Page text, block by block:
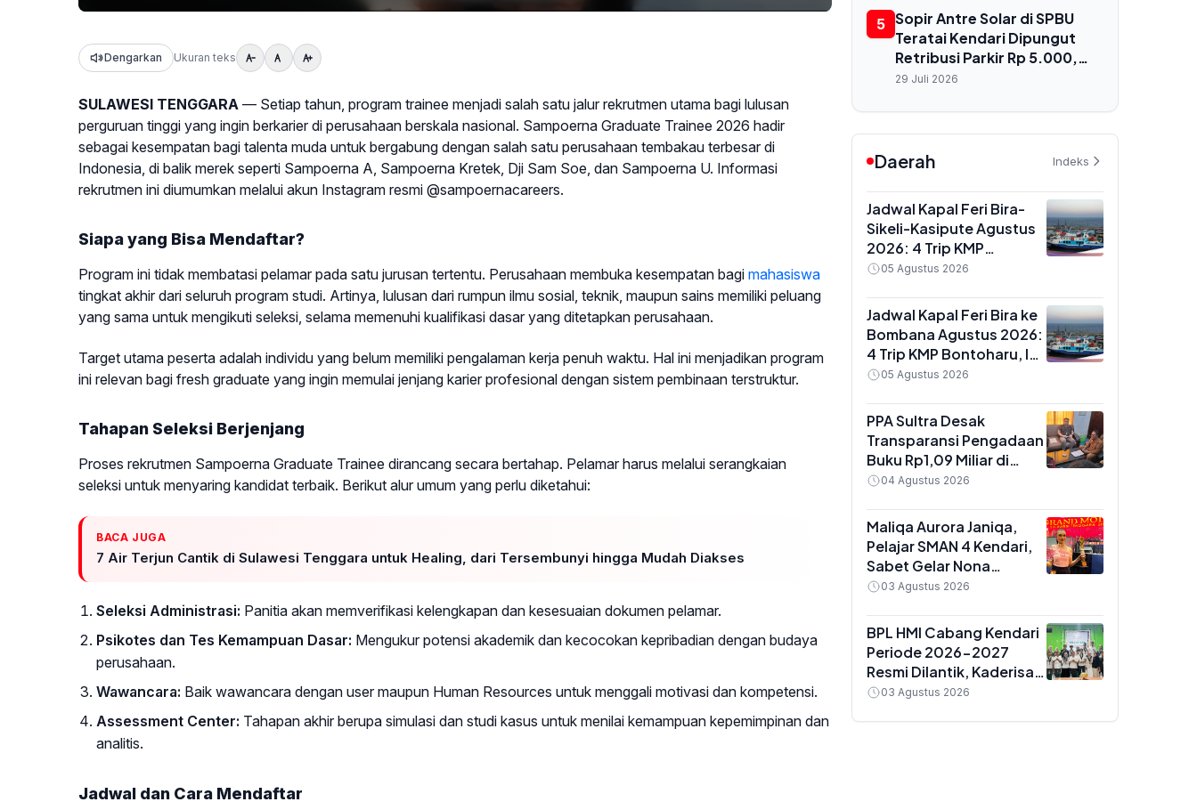
Dengarkan Ukuran teks
SULAWESI TENGGARA — Setiap tahun, program trainee menjadi salah satu jalur rekrutmen utama bagi lulusan
perguruan tinggi yang ingin berkarier di perusahaan berskala nasional. Sampoerna Graduate Trainee 2026 hadir
sebagai kesempatan bagi talenta muda untuk bergabung dengan salah satu perusahaan tembakau terbesar di
Indonesia, di balik merek seperti Sampoerna A, Sampoerna Kretek, Dji Sam Soe, dan Sampoerna U. Informasi
rekrutmen ini diumumkan melalui akun Instagram resmi @sampoernacareers.
Siapa yang Bisa Mendaftar?
Program ini tidak membatasi pelamar pada satu jurusan tertentu. Perusahaan membuka kesempatan bagi mahasiswa
tingkat akhir dari seluruh program studi. Artinya, lulusan dari rumpun ilmu sosial, teknik, maupun sains memiliki peluang
yang sama untuk mengikuti seleksi, selama memenuhi kualifikasi dasar yang ditetapkan perusahaan.
Target utama peserta adalah individu yang belum memiliki pengalaman kerja penuh waktu. Hal ini menjadikan program
ini relevan bagi fresh graduate yang ingin memulai jenjang karier profesional dengan sistem pembinaan terstruktur.
Tahapan Seleksi Berjenjang
Proses rekrutmen Sampoerna Graduate Trainee dirancang secara bertahap. Pelamar harus melalui serangkaian
seleksi untuk menyaring kandidat terbaik. Berikut alur umum yang perlu diketahui:
BACA JUGA
7 Air Terjun Cantik di Sulawesi Tenggara untuk Healing, dari Tersembunyi hingga Mudah Diakses
Seleksi Administrasi: Panitia akan memverifikasi kelengkapan dan kesesuaian dokumen pelamar.
Psikotes dan Tes Kemampuan Dasar: Mengukur potensi akademik dan kecocokan kepribadian dengan budaya
perusahaan.
Wawancara: Baik wawancara dengan user maupun Human Resources untuk menggali motivasi dan kompetensi.
Assessment Center: Tahapan akhir berupa simulasi dan studi kasus untuk menilai kemampuan kepemimpinan dan
analitis.
Jadwal dan Cara Mendaftar
Kekurangan Dokter
5 Sopir Antre Solar di SPBU
Teratai Kendari Dipungut
Retribusi Parkir Rp 5.000,
Dishub Terbitkan
29 Juli 2026
Daerah Indeks
Jadwal Kapal Feri Bira-
Sikeli-Kasipute Agustus
2026: 4 Trip KMP
Bontoharu dan Rincian
hingga Kendaraan
Golongan IX
05 Agustus 2026
Jadwal Kapal Feri Bira ke
Bombana Agustus 2026:
4 Trip KMP Bontoharu, Ini
Rincian Harga Tiket
Golongan IX
05 Agustus 2026
PPA Sultra Desak
Transparansi Pengadaan
Buku Rp1,09 Miliar di
Konawe, Plt Kadis Dikbud
Paket Anggaran
04 Agustus 2026
Maliqa Aurora Janiqa,
Pelajar SMAN 4 Kendari,
Sabet Gelar Nona
Indonesia Sultra 2026
Yogyakarta
03 Agustus 2026
BPL HMI Cabang Kendari
Periode 2026-2027
Resmi Dilantik, Kaderisasi
Jadi Prioritas Utama
03 Agustus 2026